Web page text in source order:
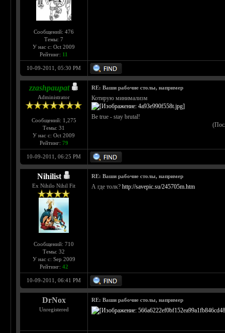
Сообщений: 476
Темы: 7
У нас с: Oct 2009
Рейтинг: 11
10-09-2011, 05:30 PM
zzashpaupat
Administrator
Сообщений: 1,275
Темы: 31
У нас с: Oct 2009
Рейтинг: 79
RE: Ваши рабочие столы, например
Котирую минимализм
Be true - stay brutal!
10-09-2011, 06:25 PM
Nihilist
Ex Nihilo Nihil Fit
Сообщений: 710
Темы: 32
У нас с: Sep 2009
Рейтинг: 42
RE: Ваши рабочие столы, например
А где толк?http://savepic.su/245705m.htm
10-09-2011, 06:41 PM
DrNox
Unregistered
RE: Ваши рабочие столы, например